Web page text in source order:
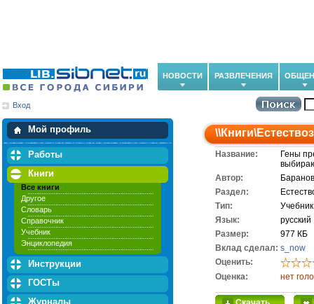
НОВОСТИ РАЗВЛЕЧЕНИЯ
Вход
Мой профиль
Мои закладки
Работы
Книги
Все книги
Другое
Словарь
Справочник
Учебник
Энциклопедия
Инструкции
ГОСТы
Журналы
\\Книги\
Название:
Гены
Автор:
Раздел:
Тип:
Учебник
Язык:
русский
Размер:
977 КБ
Вклад сделал: s_now
Оценить:
Оценка:
нет